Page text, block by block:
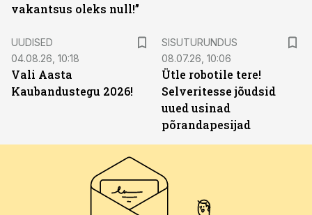
vakantsus oleks null!”
UUDISED
04.08.26, 10:18
Vali Aasta
Kaubandustegu 2026!
SISUTURUNDUS
08.07.26, 10:06
Ütle robotile tere!
Selveritesse jõudsid
uued usinad
põrandapesijad